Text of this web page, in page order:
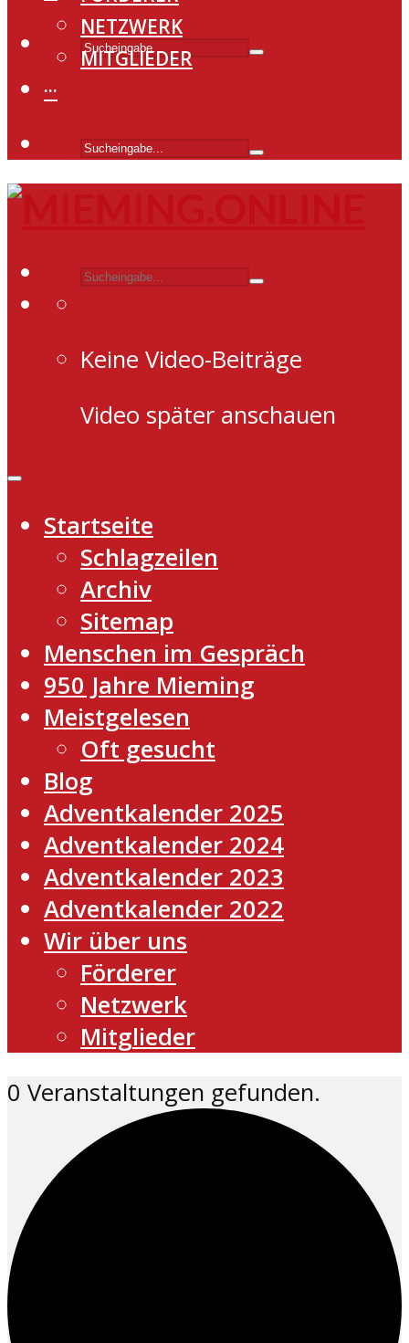
NETZWERK
MITGLIEDER
···
Keine Video-Beiträge
Video später anschauen
Startseite
Schlagzeilen
Archiv
Sitemap
Menschen im Gespräch
950 Jahre Mieming
Meistgelesen
Oft gesucht
Blog
Adventkalender 2025
Adventkalender 2024
Adventkalender 2023
Adventkalender 2022
Wir über uns
Förderer
Netzwerk
Mitglieder
0 Veranstaltungen gefunden.